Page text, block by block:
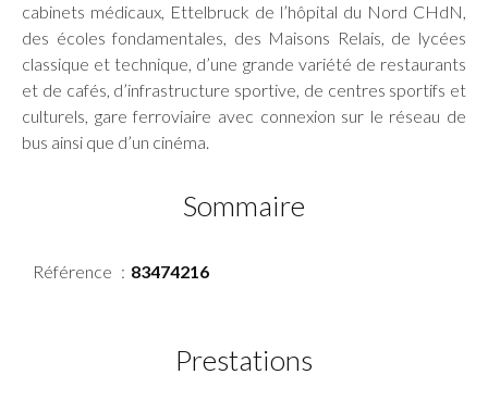
cabinets médicaux, Ettelbruck de l’hôpital du Nord CHdN,
des écoles fondamentales, des Maisons Relais, de lycées
classique et technique, d’une grande variété de restaurants
et de cafés, d’infrastructure sportive, de centres sportifs et
culturels, gare ferroviaire avec connexion sur le réseau de
bus ainsi que d’un cinéma.
Sommaire
Référence 83474216
Prestations